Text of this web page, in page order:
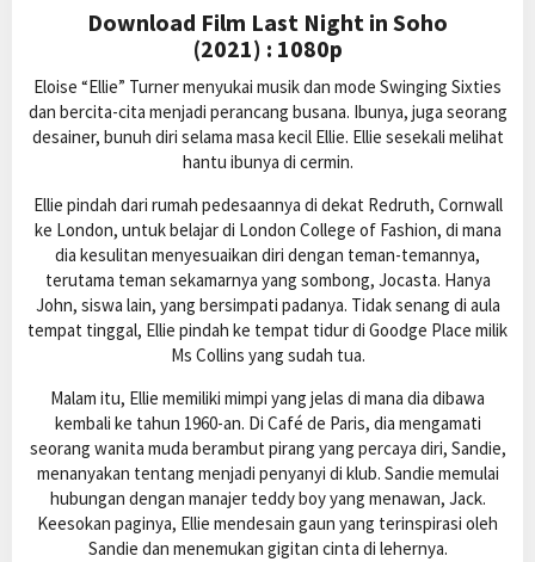
Download Film Last Night in Soho
(2021) : 1080p
Eloise “Ellie” Turner menyukai musik dan mode Swinging Sixties
dan bercita-cita menjadi perancang busana. Ibunya, juga seorang
desainer, bunuh diri selama masa kecil Ellie. Ellie sesekali melihat
hantu ibunya di cermin.
Ellie pindah dari rumah pedesaannya di dekat Redruth, Cornwall
ke London, untuk belajar di London College of Fashion, di mana
dia kesulitan menyesuaikan diri dengan teman-temannya,
terutama teman sekamarnya yang sombong, Jocasta. Hanya
John, siswa lain, yang bersimpati padanya. Tidak senang di aula
tempat tinggal, Ellie pindah ke tempat tidur di Goodge Place milik
Ms Collins yang sudah tua.
Malam itu, Ellie memiliki mimpi yang jelas di mana dia dibawa
kembali ke tahun 1960-an. Di Café de Paris, dia mengamati
seorang wanita muda berambut pirang yang percaya diri, Sandie,
menanyakan tentang menjadi penyanyi di klub. Sandie memulai
hubungan dengan manajer teddy boy yang menawan, Jack.
Keesokan paginya, Ellie mendesain gaun yang terinspirasi oleh
Sandie dan menemukan gigitan cinta di lehernya.